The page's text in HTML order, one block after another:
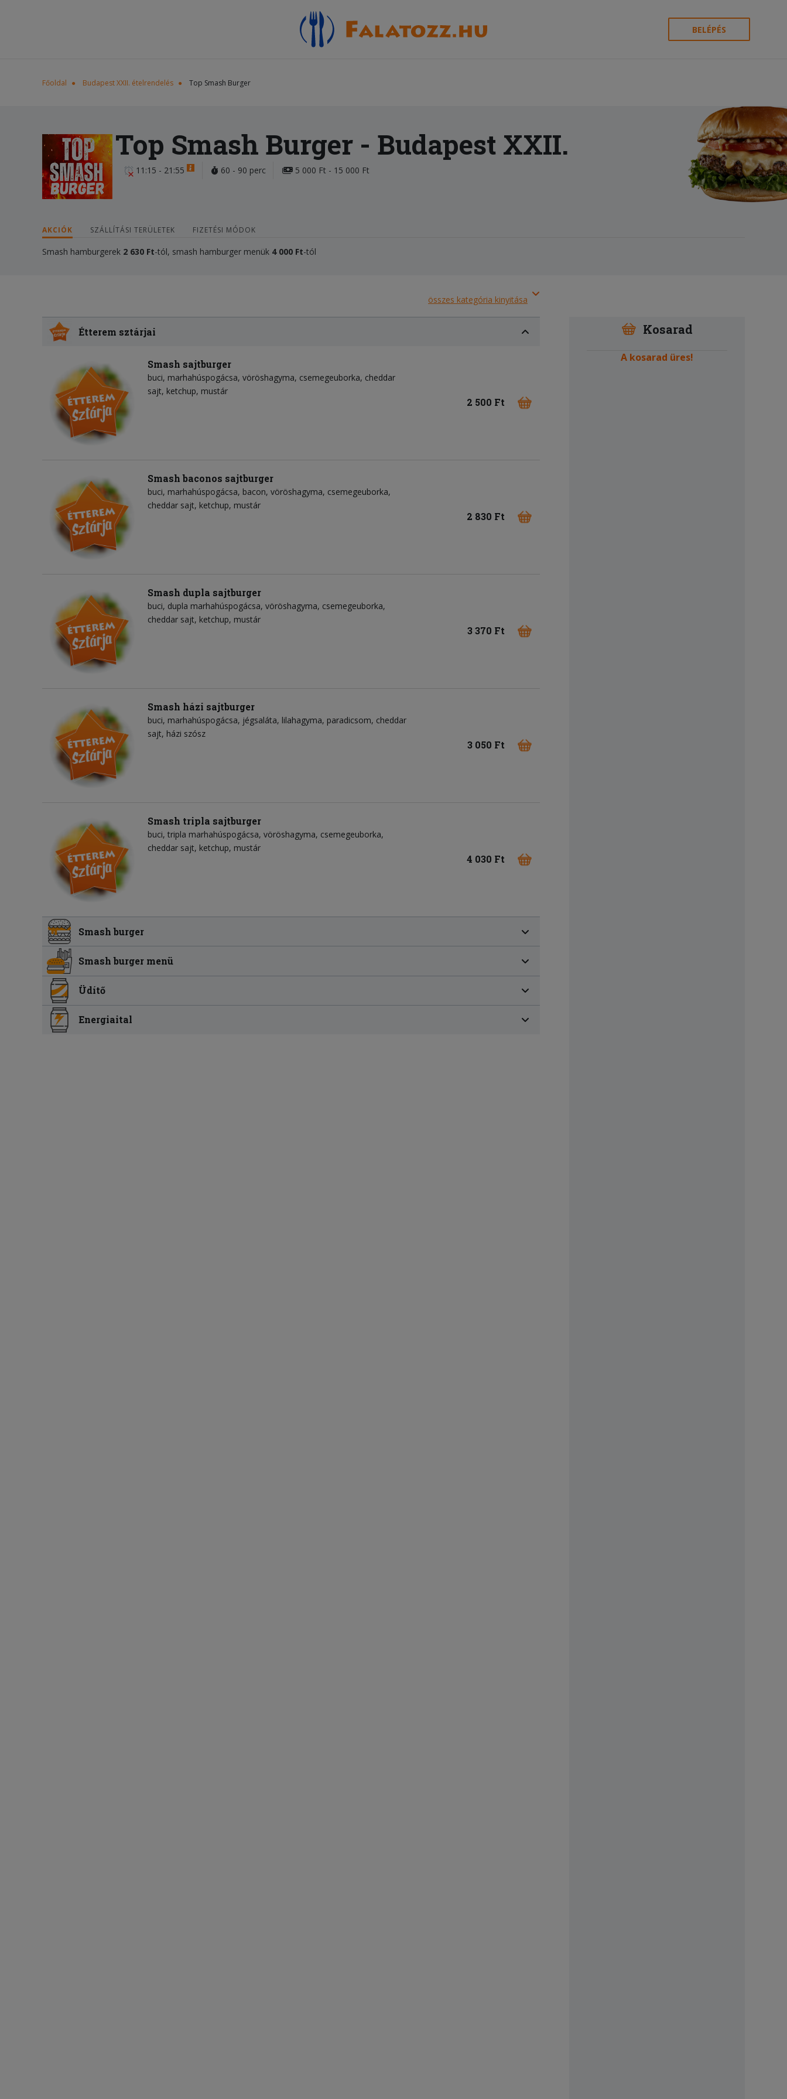
BELÉPÉS
Főoldal Budapest XXII. ételrendelés Top Smash Burger
Top Smash Burger - Budapest XXII.
11:15 - 21:55 60 - 90 perc 5 000 Ft - 15 000 Ft
AKCIÓK SZÁLLÍTÁSI TERÜLETEK FIZETÉSI MÓDOK
Smash hamburgerek 2 630 Ft-tól, smash hamburger menük 4 000 Ft-tól
összes kategória kinyitása
Étterem sztárjai
Smash sajtburger
buci marhahúspogácsa vöröshagyma csemegeuborka cheddar
sajt ketchup mustár
2 500 Ft
Smash baconos sajtburger
buci marhahúspogácsa bacon vöröshagyma csemegeuborka
cheddar sajt ketchup mustár
2 830 Ft
Smash dupla sajtburger
buci dupla marhahúspogácsa vöröshagyma csemegeuborka
cheddar sajt ketchup mustár
3 370 Ft
Smash házi sajtburger
buci marhahúspogácsa jégsaláta lilahagyma paradicsom cheddar
sajt házi szósz
3 050 Ft
Smash tripla sajtburger
buci tripla marhahúspogácsa vöröshagyma csemegeuborka
cheddar sajt ketchup mustár
4 030 Ft
Smash burger
Smash burger menü
Üdítő
Energiaital
Kosarad
A kosarad üres!